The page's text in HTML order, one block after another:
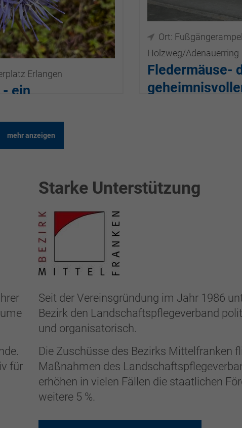
Erlangen
- ein
Ort: Fußgängerampel
Holzweg/Adenauerring
Fledermäuse-
mehr anzeigen
für
Starke Unterstützung
Seit der Vereinsgründung im Jahr 1986
Bezirk den Landschaftspflegeverband
und organisatorisch.
Die Zuschüsse des Bezirks Mittelfranken
Maßnahmen des
erhöhen in vielen Fällen die staatlichen
weitere 5 %.